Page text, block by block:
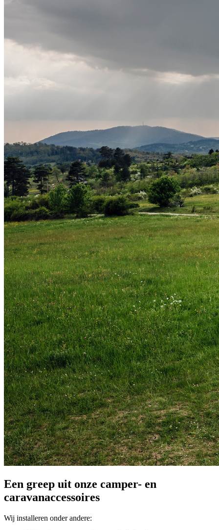
Een greep uit onze camper- en
caravanaccessoires
Wij installeren onder andere: